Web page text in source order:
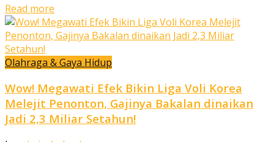
Read more
Olahraga & Gaya Hidup
Wow! Megawati Efek Bikin Liga Voli Korea
Melejit Penonton, Gajinya Bakalan dinaikan
Jadi 2,3 Miliar Setahun!